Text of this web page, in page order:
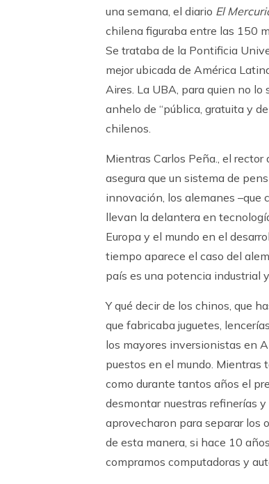
una semana, el diario El
chilena figuraba entre las 150
Se trataba de la Pontificia
mejor ubicada de América
Aires. La UBA, para quien no lo
anhelo de “pública, gratuita y
chilenos.
Mientras Carlos Peña., el
asegura que un sistema de
innovación, los alemanes –que
llevan la delantera en
Europa y el mundo en el
tiempo aparece el caso del
país es una potencia industrial
Y qué decir de los chinos, que
que fabricaba juguetes,
los mayores inversionistas en
puestos en el mundo. Mientras
como durante tantos años el
desmontar nuestras refinerías
aprovecharon para separar los
de esta manera, si hace 10
compramos computadoras y